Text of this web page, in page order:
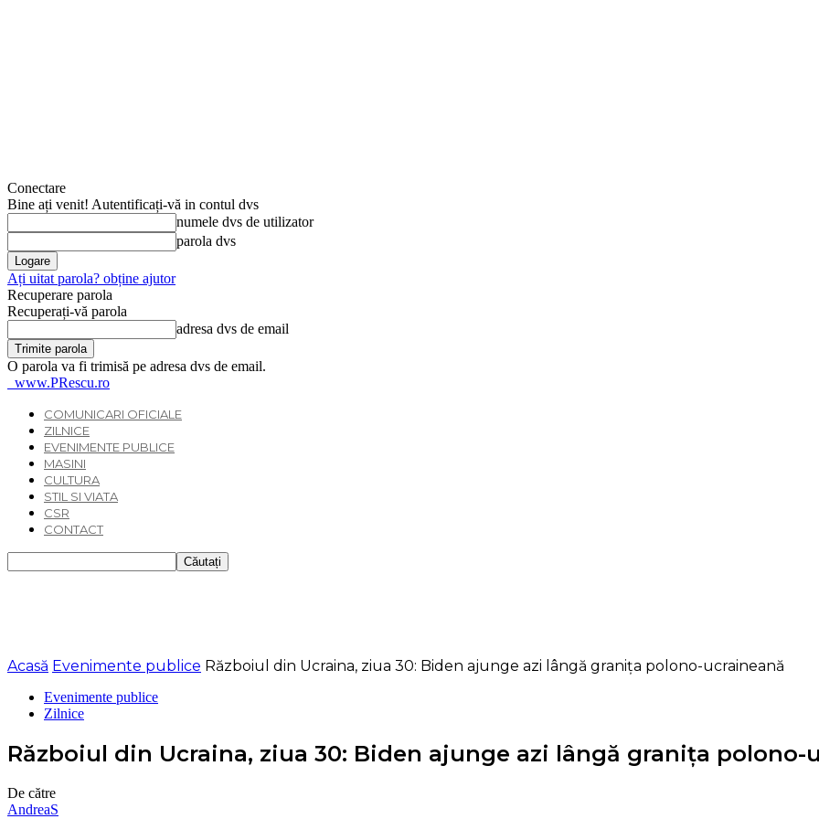
Conectare
Bine ați venit! Autentificați-vă in contul dvs
numele dvs de utilizator
parola dvs
Ați uitat parola? obține ajutor
Recuperare parola
Recuperați-vă parola
adresa dvs de email
O parola va fi trimisă pe adresa dvs de email.
www.PRescu.ro
COMUNICARI OFICIALE
ZILNICE
EVENIMENTE PUBLICE
MASINI
CULTURA
STIL SI VIATA
CSR
CONTACT
Acasă Evenimente publice Războiul din Ucraina, ziua 30: Biden ajunge azi lângă granița polono-ucraineană
Evenimente publice
Zilnice
Războiul din Ucraina, ziua 30: Biden ajunge azi lângă granița polono-
De către
AndreaS